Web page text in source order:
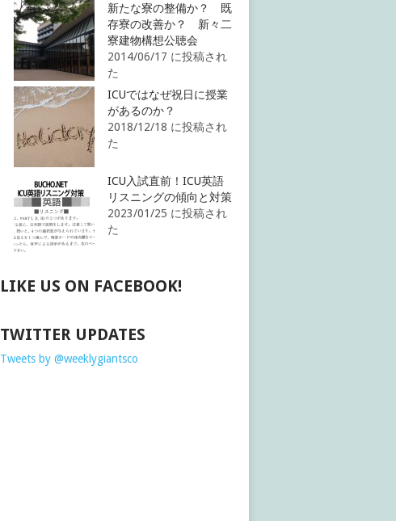
新たな寮の整備か？ 既
存寮の改善か？ 新々二
寮建物構想公聴会
2014/06/17 に投稿され
た
ICUではなぜ祝日に授業
があるのか？
2018/12/18 に投稿され
た
ICU入試直前！ICU英語
リスニングの傾向と対策
2023/01/25 に投稿され
た
LIKE US ON FACEBOOK!
TWITTER UPDATES
Tweets by @weeklygiantsco